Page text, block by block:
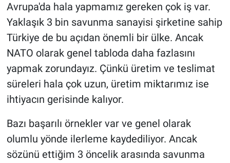
Avrupa'da hala yapmamız gereken çok iş var.
Yaklaşık 3 bin savunma sanayisi şirketine sahip
Türkiye de bu açıdan önemli bir ülke. Ancak
NATO olarak genel tabloda daha fazlasını
yapmak zorundayız. Çünkü üretim ve teslimat
süreleri hala çok uzun, üretim miktarımız ise
ihtiyacın gerisinde kalıyor.
Bazı başarılı örnekler var ve genel olarak
olumlu yönde ilerleme kaydediliyor. Ancak
sözünü ettiğim 3 öncelik arasında savunma